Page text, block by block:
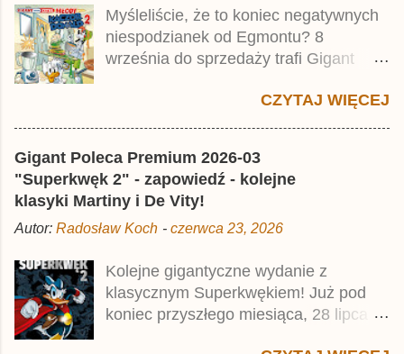
Taschenbuch Phantomias Collection ,
który trafił do sprzedaży pod koniec
2025 roku.
Myśleliście, że to koniec negatywnych
niespodzianek od Egmontu? 8
września do sprzedaży trafi Gigant
Jednak wbrew temu, na co wskazuje
młodego Kaczora Donalda i jego
przyjaciół, lecz prawdopodobnie znajdą
się tam opowieści z wydań 9-10 .
Publikacja będzie liczyła ok. 360 stron i
się historie z tomów 20. i 21. Lustiges
Taschenbuch Young Comics, które
zostały wydane w Niemczech parę
CZYTAJ WIĘCEJ
Gigant Poleca Premium 2026-03
"Superkwęk 2" - zapowiedź - kolejne
klasyki Martiny i De Vity!
Autor: Radosław Koch - czerwca 23, 2026
Kolejne gigantyczne wydanie z
klasycznym Superkwękiem! Już pod
koniec przyszłego miesiąca, 28 lipca ,